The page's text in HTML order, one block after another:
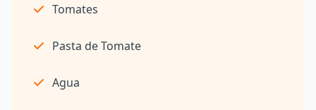
Tomates
Pasta de Tomate
Agua